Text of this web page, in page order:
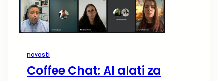
novosti
Coffee Chat: AI alati za